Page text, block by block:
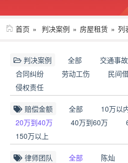
首页 判决案例 房屋租赁 列
判决案例 全部 交通事故
合同纠纷
劳动工伤 民间
侵权责任
赔偿金额 全部 10万以
20万到40万
40万到60万
150万以上
律师团队 全部 陈灿